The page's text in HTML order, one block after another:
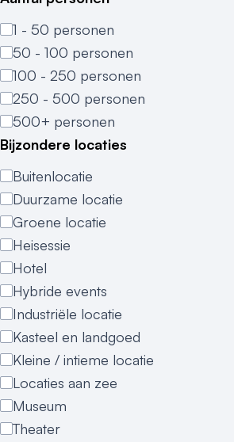
1 - 50 personen
50 - 100 personen
100 - 250 personen
250 - 500 personen
500+ personen
Bijzondere locaties
Buitenlocatie
Duurzame locatie
Groene locatie
Heisessie
Hotel
Hybride events
Industriële locatie
Kasteel en landgoed
Kleine / intieme locatie
Locaties aan zee
Museum
Theater